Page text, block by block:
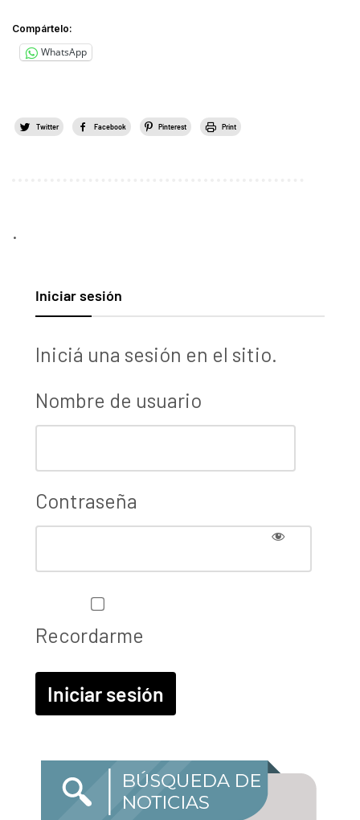
Compártelo:
WhatsApp
Twitter Facebook Pinterest Print
.
Iniciar sesión
Iniciá una sesión en el sitio.
Nombre de usuario
Contraseña
Recordarme